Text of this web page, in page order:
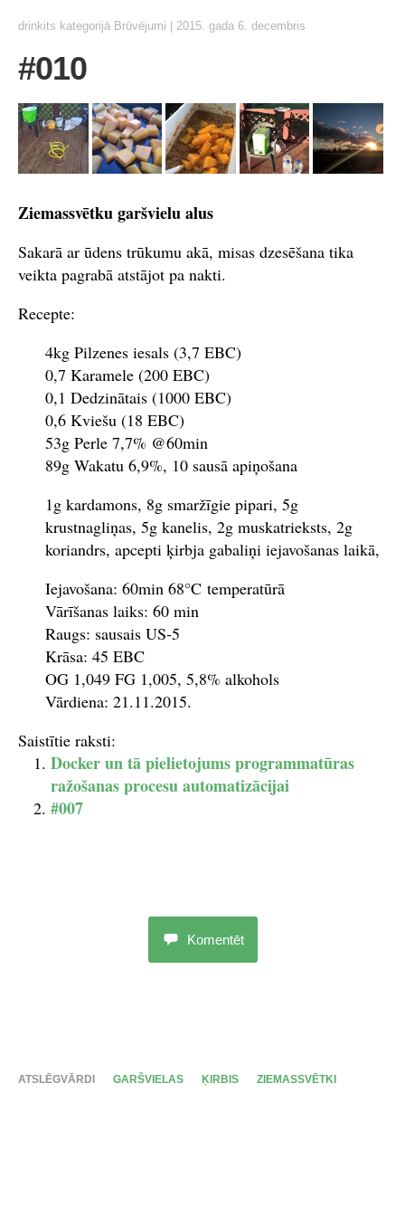
drinkits kategorijā Brūvējumi 2015. gada 6. decembris
#010
Ziemassvētku garšvielu alus
Sakarā ar ūdens trūkumu akā, misas dzesēšana tika
veikta pagrabā atstājot pa nakti.
Recepte:
4kg Pilzenes iesals (3,7 EBC)
0,7 Karamele (200 EBC)
0,1 Dedzinātais (1000 EBC)
0,6 Kviešu (18 EBC)
53g Perle 7,7% @60min
89g Wakatu 6,9%, 10 sausā apiņošana
1g kardamons, 8g smaržīgie pipari, 5g
krustnagliņas, 5g kanelis, 2g muskatrieksts, 2g
koriandrs, apcepti ķirbja gabaliņi iejavošanas laikā,
Iejavošana: 60min 68°C temperatūrā
Vārīšanas laiks: 60 min
Raugs: sausais US-5
Krāsa: 45 EBC
OG 1,049 FG 1,005, 5,8% alkohols
Vārdiena: 21.11.2015.
Saistītie raksti:
Docker un tā pielietojums programmatūras
ražošanas procesu automatizācijai
#007
Komentēt
ATSLĒGVĀRDI GARŠVIELAS ĶIRBIS ZIEMASSVĒTKI